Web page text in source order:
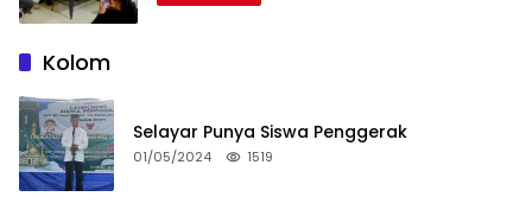
Kolom
Selayar Punya Siswa Penggerak
01/05/2024 1519